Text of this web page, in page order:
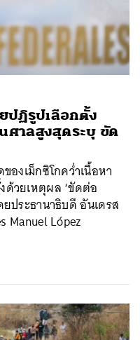
ปฏิรูปเลือกตั้ง
ศาลสูงสุดระบุ ขัด
งเม็กซิโกคว่ำเนื้อหา
วยเหตุผล ‘ขัดต่อ
ประธานาธิบดี อันเดรส
Manuel López